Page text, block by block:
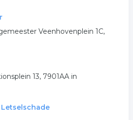
Veenhovenplein 1C,
13, 7901AA in